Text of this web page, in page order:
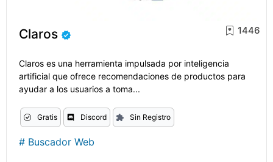
Claros 1446
Claros es una herramienta impulsada por inteligencia
artificial que ofrece recomendaciones de productos para
ayudar a los usuarios a toma...
Gratis Discord Sin Registro
# Buscador Web